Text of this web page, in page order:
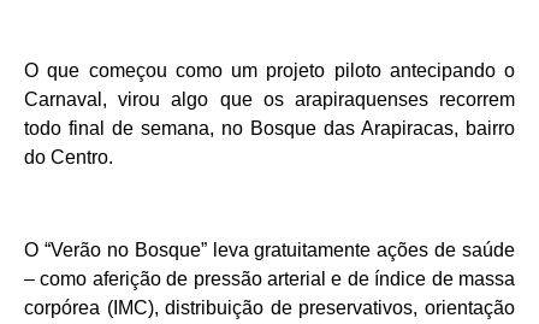
O que começou como um projeto piloto antecipando o
Carnaval, virou algo que os arapiraquenses recorrem
todo final de semana, no Bosque das Arapiracas, bairro
do Centro.
O “Verão no Bosque” leva gratuitamente ações de saúde
– como aferição de pressão arterial e de índice de massa
corpórea (IMC), distribuição de preservativos, orientação